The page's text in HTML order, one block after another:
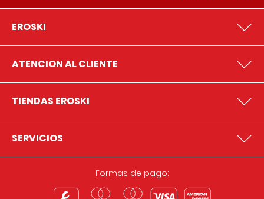
EROSKI
ATENCION AL CLIENTE
TIENDAS EROSKI
SERVICIOS
Formas de pago: